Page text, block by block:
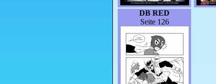
DB RED
Seite 126